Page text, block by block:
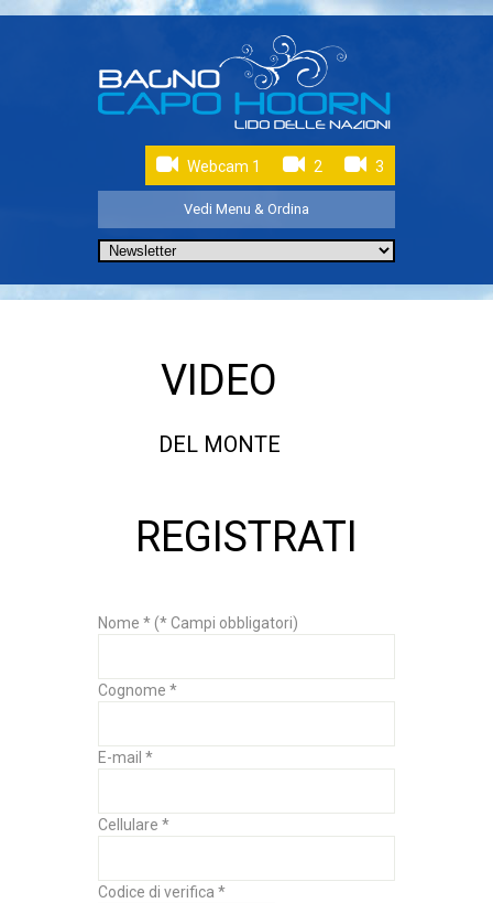
3
2
Webcam 1
Vedi Menu & Ordina
VIDEO
DEL MONTE
REGISTRATI
Nome * (* Campi obbligatori)
Cognome *
E-mail *
Cellulare *
Codice di verifica *